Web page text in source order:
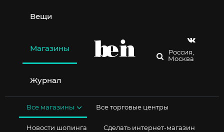
содержимому
Вещи
Магазины
Журнал
Россия,
Москва
Все магазины Все торговые центры
Новости шопинга Сделать интернет-магазин